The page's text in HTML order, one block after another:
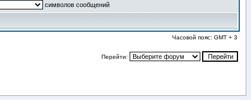
символов сообщений
Часовой пояс: GMT + 3
Перейти: